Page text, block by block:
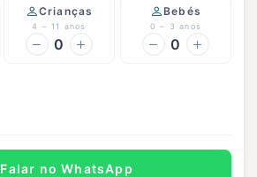
Crianças
4 – 11 anos
0
Bebés
0 – 3 anos
0
Falar no WhatsApp